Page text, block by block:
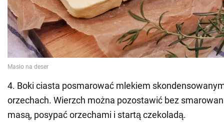
4. Boki ciasta posmarować mlekiem
orzechach. Wierzch można pozostawić bez
masą, posypać orzechami i startą czekoladą.